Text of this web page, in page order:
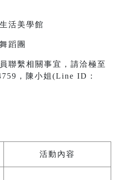
活美學館
蹈團
聯繫相關事宜，請洽極至
，陳小姐(Line ID：
活動內容